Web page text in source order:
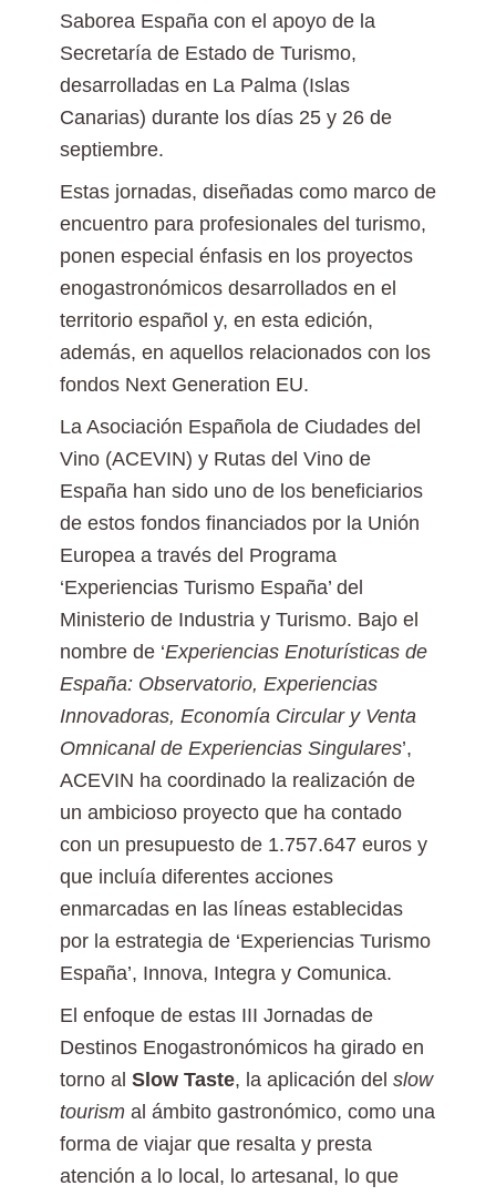
Saborea España con el apoyo de la
Secretaría de Estado de Turismo,
desarrolladas en La Palma (Islas
Canarias) durante los días 25 y 26 de
septiembre.
Estas jornadas, diseñadas como marco de
encuentro para profesionales del turismo,
ponen especial énfasis en los proyectos
enogastronómicos desarrollados en el
territorio español y, en esta edición,
además, en aquellos relacionados con los
fondos Next Generation EU.
La Asociación Española de Ciudades del
Vino (ACEVIN) y Rutas del Vino de
España han sido uno de los beneficiarios
de estos fondos financiados por la Unión
Europea a través del Programa
‘Experiencias Turismo España’ del
Ministerio de Industria y Turismo. Bajo el
nombre de ‘Experiencias Enoturísticas de
España: Observatorio, Experiencias
Innovadoras, Economía Circular y Venta
Omnicanal de Experiencias Singulares’,
ACEVIN ha coordinado la realización de
un ambicioso proyecto que ha contado
con un presupuesto de 1.757.647 euros y
que incluía diferentes acciones
enmarcadas en las líneas establecidas
por la estrategia de ‘Experiencias Turismo
España’, Innova, Integra y Comunica.
El enfoque de estas III Jornadas de
Destinos Enogastronómicos ha girado en
torno al Slow Taste, la aplicación del slow
tourism al ámbito gastronómico, como una
forma de viajar que resalta y presta
atención a lo local, lo artesanal, lo que